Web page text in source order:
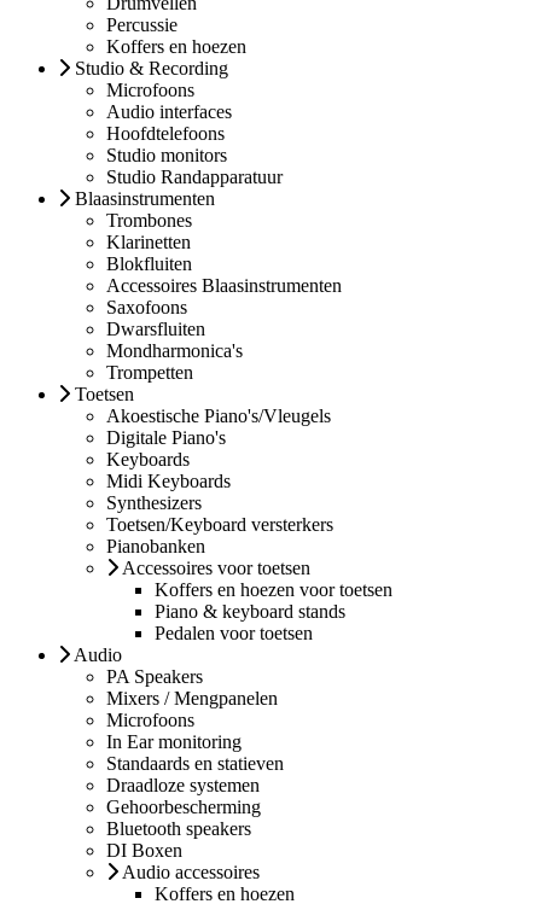
Percussie
Koffers en hoezen
Studio & Recording
Microfoons
Audio interfaces
Hoofdtelefoons
Studio monitors
Studio Randapparatuur
Blaasinstrumenten
Trombones
Klarinetten
Blokfluiten
Accessoires Blaasinstrumenten
Saxofoons
Dwarsfluiten
Mondharmonica's
Trompetten
Toetsen
Akoestische Piano's/Vleugels
Digitale Piano's
Keyboards
Midi Keyboards
Synthesizers
Toetsen/Keyboard versterkers
Pianobanken
Accessoires voor toetsen
Koffers en hoezen voor toetsen
Piano & keyboard stands
Pedalen voor toetsen
Audio
PA Speakers
Mixers / Mengpanelen
Microfoons
In Ear monitoring
Standaards en statieven
Draadloze systemen
Gehoorbescherming
Bluetooth speakers
DI Boxen
Audio accessoires
Koffers en hoezen